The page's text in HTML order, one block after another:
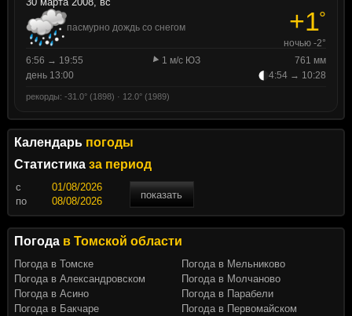
пасмурно дождь со снегом +1°
ночью -2°
6:56 → 19:55
1 м/с ЮЗ
761 мм
день 13:00
4:54 → 10:28
рекорды: -31.0° (1898) · 12.0° (1989)
Календарь погоды
Статистика за период
c
показать
по
Погода в Томской области
Погода в Томске
Погода в Александровском
Погода в Асино
Погода в Бакчаре
Погода в Мельниково
Погода в Молчаново
Погода в Парабели
Погода в Первомайском